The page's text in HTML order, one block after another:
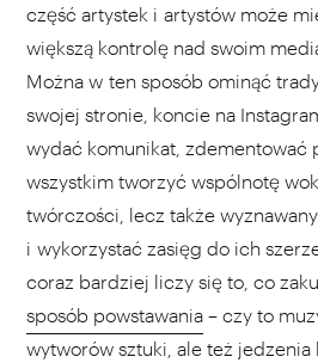
część artystek i artystów może
większą kontrolę nad swoim
Można w ten sposób ominąć
swojej stronie, koncie na
wydać komunikat, zdementować
wszystkim tworzyć wspólnotę
twórczości, lecz także
i wykorzystać zasięg do ich
coraz bardziej liczy się to, co
sposób powstawania – czy to
wytworów sztuki, ale też jedzenia